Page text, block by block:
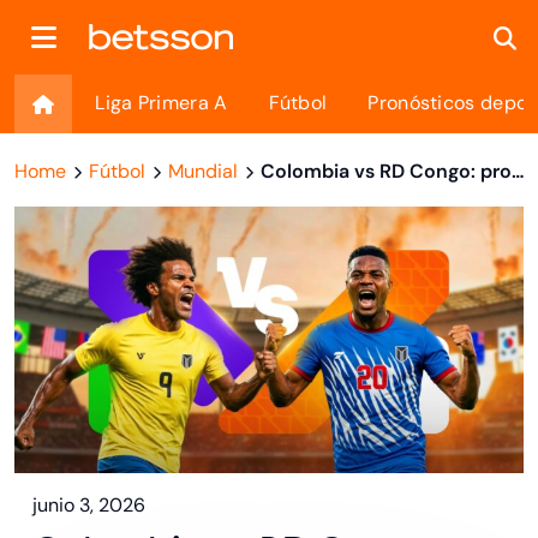
Liga Primera A Fútbol Pronósticos
Home Fútbol Mundial Colombia vs RD Congo: pronóstico del partido
junio 3, 2026